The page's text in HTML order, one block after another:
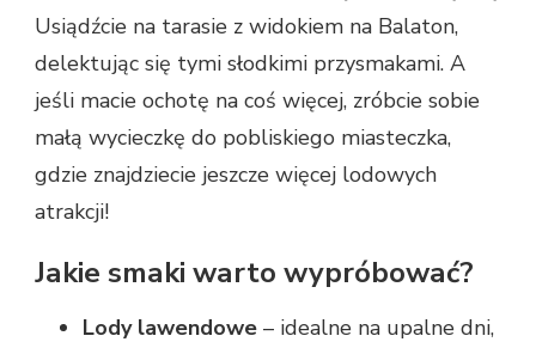
Usiądźcie na tarasie z widokiem na Balaton,
delektując się tymi słodkimi przysmakami. A
jeśli macie ochotę na coś więcej, zróbcie sobie
małą wycieczkę do pobliskiego miasteczka,
gdzie znajdziecie jeszcze więcej lodowych
atrakcji!
Jakie smaki warto wypróbować?
Lody lawendowe – idealne na upalne dni,